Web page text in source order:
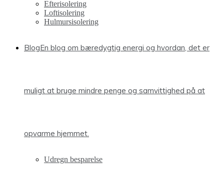
Efterisolering
Loftisolering
Hulmursisolering
BlogEn blog om bæredygtig energi og hvordan, det er
muligt at bruge mindre penge og samvittighed på at
opvarme hjemmet.
Udregn besparelse